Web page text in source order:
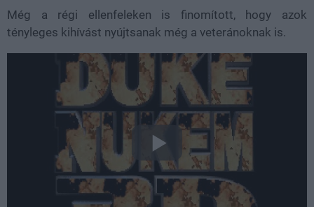
Még a régi ellenfeleken is finomított, hogy azok
tényleges kihívást nyújtsanak még a veteránoknak is.